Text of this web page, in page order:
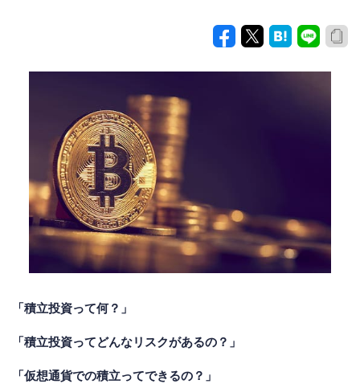
「積立投資って何？」
「積立投資ってどんなリスクがあるの？」
「仮想通貨での積立ってできるの？」